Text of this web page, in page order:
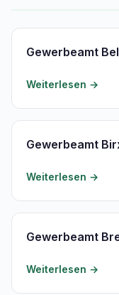
Gewerbeamt
Weiterlesen →
Gewerbeamt
Weiterlesen →
Gewerbeamt
Weiterlesen →